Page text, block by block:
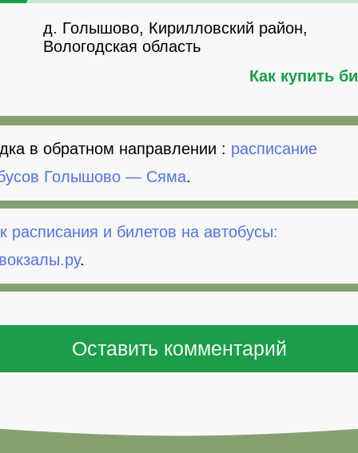
д. Голышово, Кирилловский район,
Вологодская область
Как купить
в обратном направлении : расписание
Голышово — Сяма.
расписания и билетов на автобусы:
.